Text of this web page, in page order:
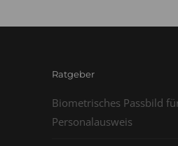
Ratgeber
Biometrisches Passbild
Personalausweis